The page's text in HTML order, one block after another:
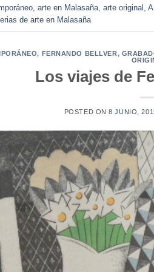
, arte en Malasaña, arte original ,
de arte en Malasaña
, FERNANDO BELLVER,
Los viajes de
POSTED ON8 JUNIO,